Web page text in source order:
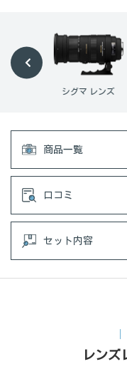
タムロン レンズ
商品一覧
口コミ
セット内容
レンズ